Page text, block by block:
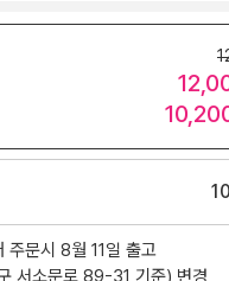
주문시 8월 11일 출고
서소문로 89-31 기준) 변경